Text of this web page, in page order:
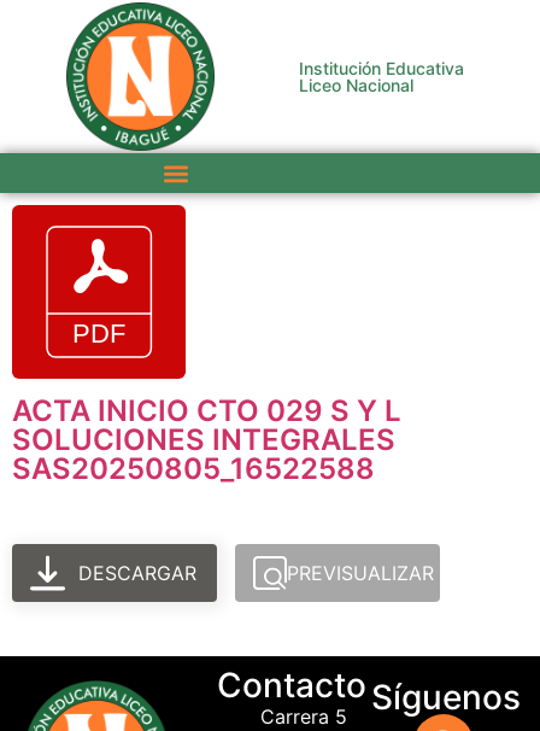
Institución Educativa
Liceo Nacional
ACTA INICIO CTO 029 S Y L
SOLUCIONES INTEGRALES
SAS20250805_16522588
DESCARGAR PREVISUALIZAR
Contacto
Carrera 5
Síguenos